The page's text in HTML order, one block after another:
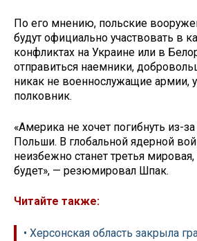
По его мнению, польские
будут официально участвовать в
конфликтах на Украине или в
отправиться наемники,
никак не военнослужащие армии,
полковник.
«Америка не хочет погибнуть из-
Польши. В глобальной ядерной
неизбежно станет третья
будет», — резюмировал Шпак.
Читайте также:
• Херсонская область закрыла